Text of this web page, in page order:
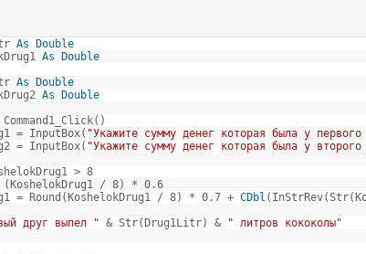
As
Double
As
Double
As
Double
As
Double
Command1_Click()
= InputBox( "Укажите сумму денег которая была у
= InputBox( "Укажите сумму денег которая была у
> 8
(KoshelokDrug1 / 8) * 0.6
= Round(KoshelokDrug1 / 8) * 0.7 + CDbl
друг выпел " & Str(Drug1Litr) & " литров кококолы"